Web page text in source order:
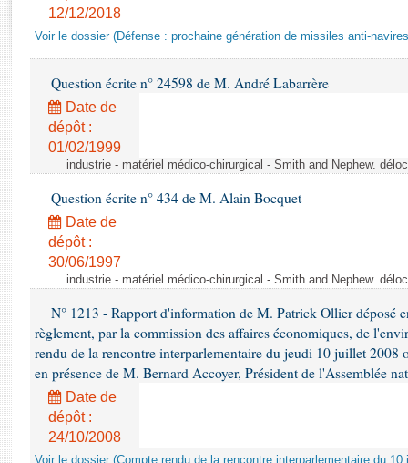
Rapports d'enquête
Dossiers législatifs
Budget et sécurité sociale
Questions écrites et orales
Comptes rendus des débats
12/12/2018
Voir le dossier (Défense : prochaine génération de missiles anti-
Question écrite n° 24598 de M. André Labarrère
Date de
dépôt :
01/02/1999
industrie - matériel médico-chirurgical - Smith and Nephew.
Question écrite n° 434 de M. Alain Bocquet
Date de
dépôt :
30/06/1997
industrie - matériel médico-chirurgical - Smith and Nephew.
N° 1213 - Rapport d'information de M. Patrick Ollier déposé
règlement, par la commission des affaires économiques, de
rendu de la rencontre interparlementaire du jeudi 10 juillet 2008
en présence de M. Bernard Accoyer, Président de l'Assemblée
Date de
dépôt :
24/10/2008
Voir le dossier (Compte rendu de la rencontre interparlementaire du